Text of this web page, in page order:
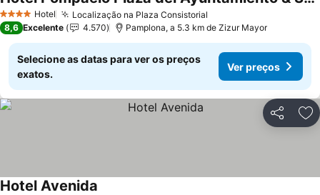
4 EstrelasHotel Localização na Plaza Consistorial
Ver preços
8,6 Excelente 4.570 Pamplona, a 5.3 km de Zizur Mayor
Selecione as datas para ver os preços
exatos.
Ver preços
Partilhar
Hotel Avenida